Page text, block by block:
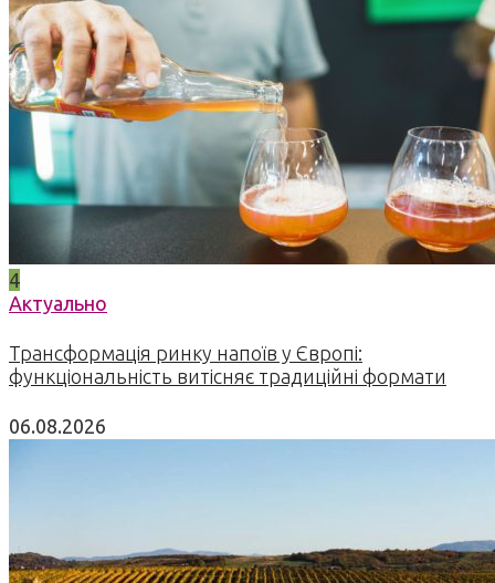
4
Актуально
Трансформація ринку напоїв у Європі:
функціональність витісняє традиційні формати
06.08.2026